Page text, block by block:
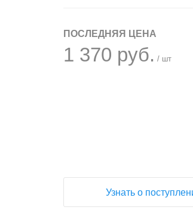
ПОСЛЕДНЯЯ ЦЕНА
1 370 руб. / шт
Узнать о